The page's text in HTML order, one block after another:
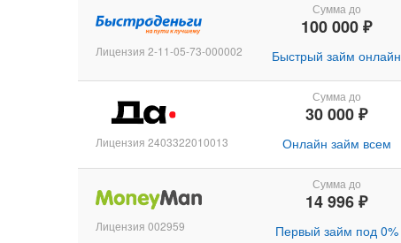
Лицензия 2-11-05-73-000002
Сумма до
100 000 ₽
Быстрый займ онлайн
Лицензия 2403322010013
Сумма до
30 000 ₽
Онлайн займ всем
Лицензия 002959
Сумма до
14 996 ₽
Первый займ под 0%